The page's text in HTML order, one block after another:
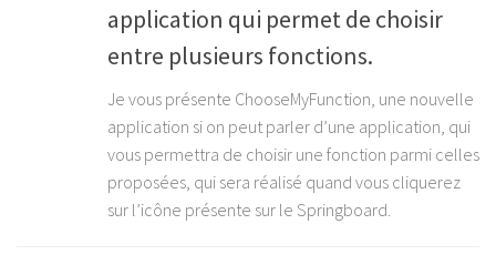
application qui permet de choisir
entre plusieurs fonctions.
Je vous présente ChooseMyFunction, une nouvelle
application si on peut parler d’une application, qui
vous permettra de choisir une fonction parmi celles
proposées, qui sera réalisé quand vous cliquerez
sur l’icône présente sur le Springboard.